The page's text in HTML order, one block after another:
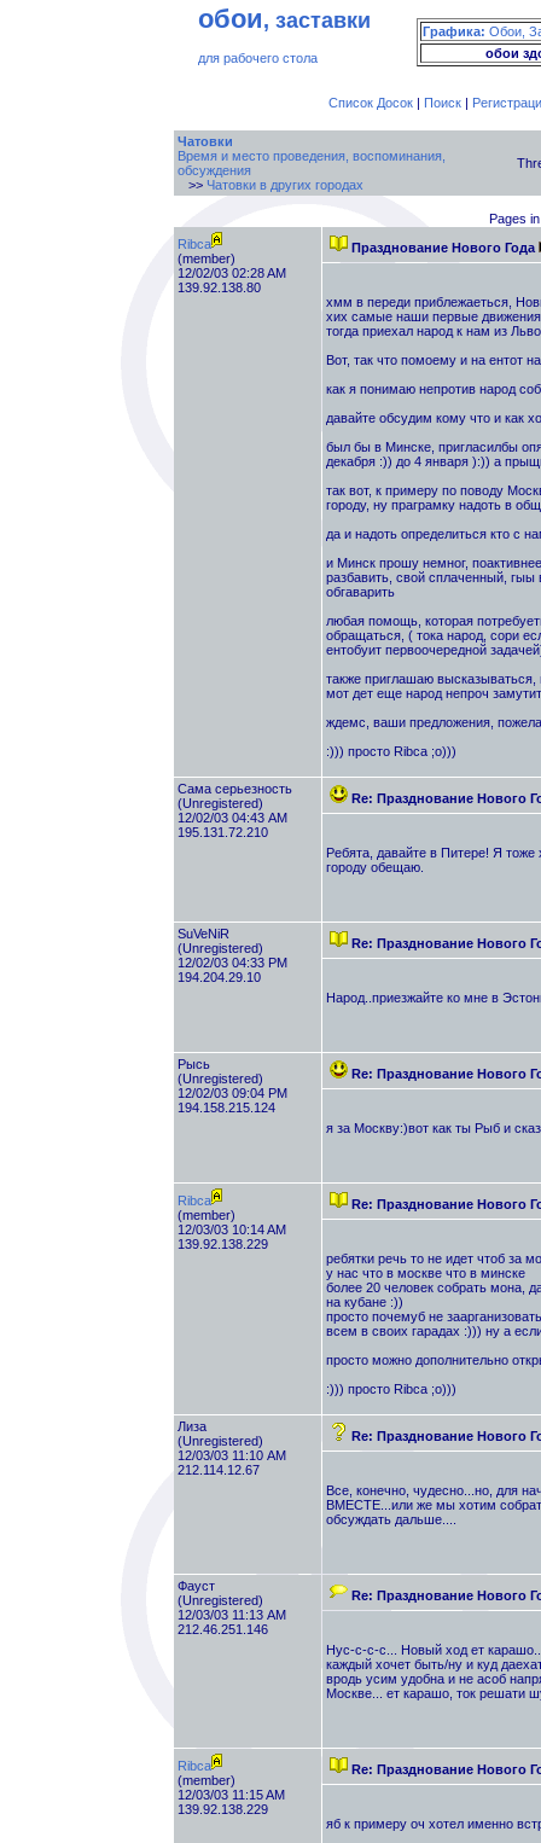
обои, заставки
для рабочего стола
Графика: Обои,
обои
Список Досок| Поиск|
Чатовки
Время и место проведения, воспоминания,
обсуждения
>> Чатовки в других городах
Pages
Ribca
(member)
12/02/03 02:28 AM
139.92.138.80
Празднование Нового Года
хмм в переди приблежаеться,
хих самые наши первые
тогда приехал народ к нам из
Вот, так что помоему и на ентот
как я понимаю непротив народ
давайте обсудим кому что и как
был бы в Минске, пригласилбы
декабря :)) до 4 января ):)) а
так вот, к примеру по поводу
городу, ну праграмку надоть в
да и надоть определиться кто с
и Минск прошу немног,
разбавить, свой сплаченный, гыы
обгаварить
любая помощь, которая
обращаться, ( тока народ, сори
ентобуит первоочередной
также приглашаю высказываться,
мот дет еще народ непроч
ждемс, ваши предложения,
:))) просто Ribca ;о)))
Сама серьезность
(Unregistered)
12/02/03 04:43 AM
195.131.72.210
Re: Празднование Нового
Ребята, давайте в Питере! Я тоже
городу обещаю.
SuVeNiR
(Unregistered)
12/02/03 04:33 PM
194.204.29.10
Re: Празднование Нового
Народ..приезжайте ко мне в
Рысь
(Unregistered)
12/02/03 09:04 PM
194.158.215.124
Re: Празднование Нового
я за Москву:)вот как ты Рыб и
Ribca
(member)
12/03/03 10:14 AM
139.92.138.229
Re: Празднование Нового
ребятки речь то не идет чтоб за
у нас что в москве что в минске
более 20 человек собрать мона,
на кубане :))
просто почемуб не
всем в своих гарадах :))) ну а
просто можно дополнительно
:))) просто Ribca ;о)))
Лиза
(Unregistered)
12/03/03 11:10 AM
212.114.12.67
Re: Празднование Нового
Все, конечно, чудесно...но, для
ВМЕСТЕ...или же мы хотим
обсуждать дальше....
Фауст
(Unregistered)
12/03/03 11:13 AM
212.46.251.146
Re: Празднование Нового
Нус-с-с-с... Новый ход ет
каждый хочет быть/ну и куд
вродь усим удобна и не асоб
Москве... ет карашо, ток решати
Ribca
(member)
12/03/03 11:15 AM
139.92.138.229
Re: Празднование Нового
яб к примеру оч хотел именно